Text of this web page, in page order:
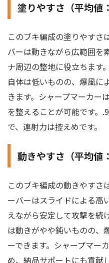
塗りやすさ（平均値
このブキ編成の塗りやすさ
バーは動きながら広範囲を
ナ周辺の整地に役立ちます
自体は低いものの、爆風に
きます。シャープマーカー
を整えることが可能です。
で、連射力は控えめです。
動きやすさ（平均値
このブキ編成の動きやすさ
ーバーはスライドによる高
えながら安定して攻撃を続
は動きがやや鈍いものの、
ーできます。シャープマー
め、納品サポートにも貢献